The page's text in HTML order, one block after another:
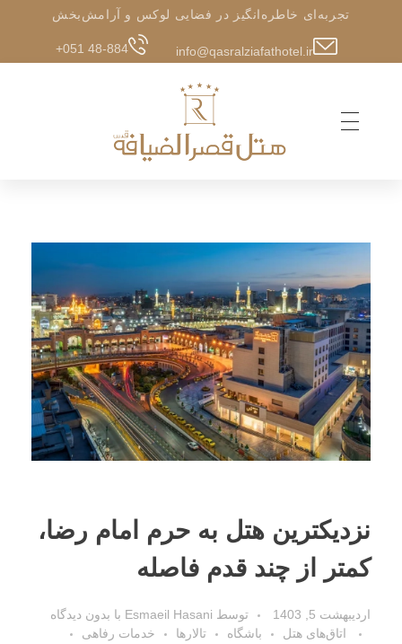
تجربه‌ای خاطره‌انگیز در فضایی لوکس و آرامش‌بخش
info@qasralziafathotel.ir
+051 48-884
نزدیکترین هتل به حرم امام رضا،
کمتر از چند قدم فاصله
اردیبهشت 5, 1403 توسط Esmaeil Hasani با بدون دیدگاه
اتاق‌های هتل
باشگاه تالارها
خدمات رفاهی